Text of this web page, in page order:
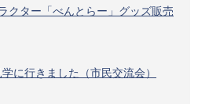
クター「べんとらー」グッズ販売
に行きました（市民交流会）